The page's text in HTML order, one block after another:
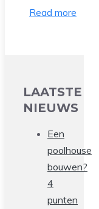
Read more
LAATSTE
NIEUWS
Een
poolhouse
bouwen?
4
punten